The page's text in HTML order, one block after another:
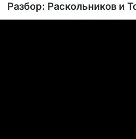
Разбор: Раскольников и